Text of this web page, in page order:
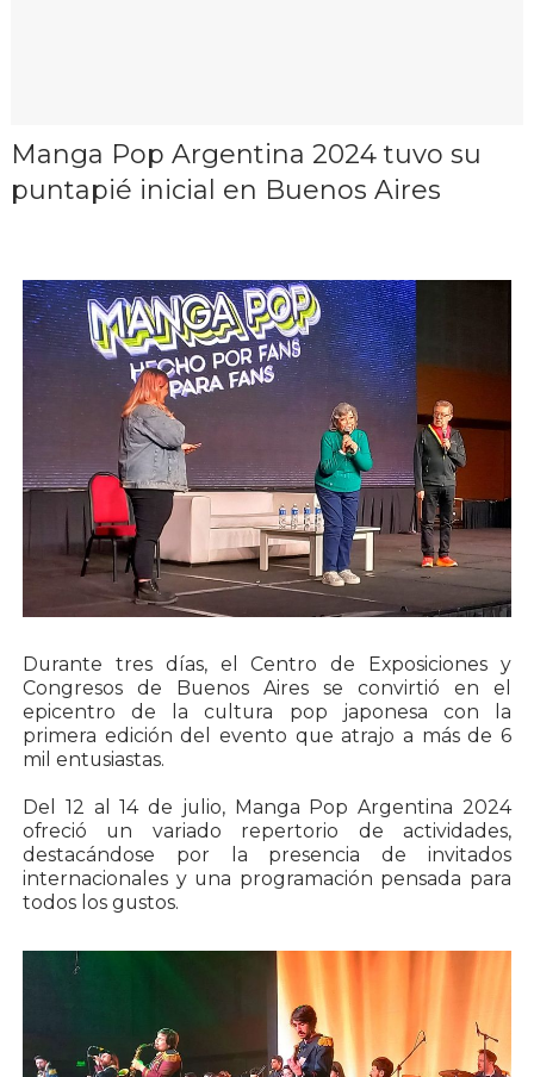
Manga Pop Argentina 2024 tuvo su
puntapié inicial en Buenos Aires
Durante tres días, el Centro de Exposiciones y
Congresos de Buenos Aires se convirtió en el
epicentro de la cultura pop japonesa con la
primera edición del evento que atrajo a más de 6
mil entusiastas.
Del 12 al 14 de julio, Manga Pop Argentina 2024
ofreció un variado repertorio de actividades,
destacándose por la presencia de invitados
internacionales y una programación pensada para
todos los gustos.